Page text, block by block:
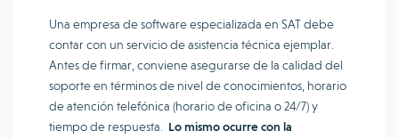
Una empresa de software especializada en SAT debe
contar con un servicio de asistencia técnica ejemplar.
Antes de firmar, conviene asegurarse de la calidad del
soporte en términos de nivel de conocimientos, horario
de atención telefónica (horario de oficina o 24/7) y
tiempo de respuesta. Lo mismo ocurre con la